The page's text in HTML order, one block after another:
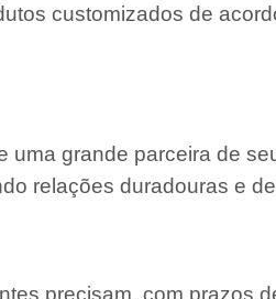
customizados de
grande parceira de
relações duradouras e
precisam, com prazos